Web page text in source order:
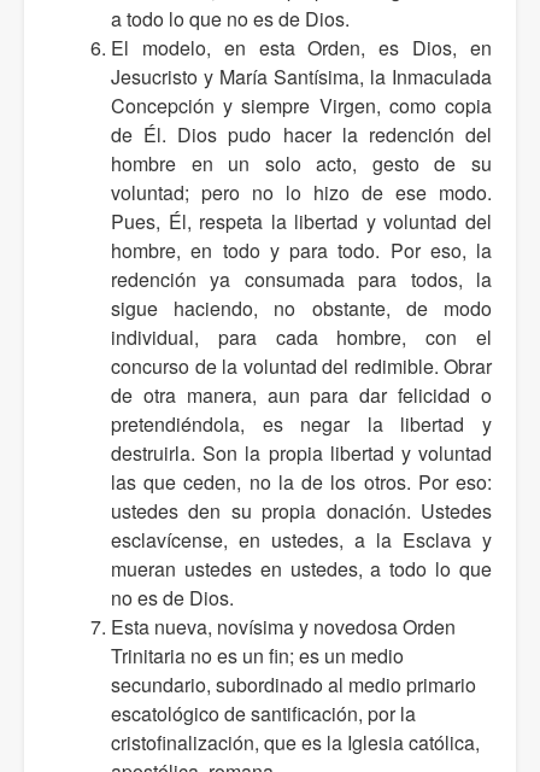
a todo lo que no es de Dios.
El modelo, en esta Orden, es Dios, en
Jesucristo y María Santísima, la Inmaculada
Concepción y siempre Virgen, como copia
de Él. Dios pudo hacer la redención del
hombre en un solo acto, gesto de su
voluntad; pero no lo hizo de ese modo.
Pues, Él, respeta la libertad y voluntad del
hombre, en todo y para todo. Por eso, la
redención ya consumada para todos, la
sigue haciendo, no obstante, de modo
individual, para cada hombre, con el
concurso de la voluntad del redimible. Obrar
de otra manera, aun para dar felicidad o
pretendiéndola, es negar la libertad y
destruirla. Son la propia libertad y voluntad
las que ceden, no la de los otros. Por eso:
ustedes den su propia donación. Ustedes
esclavícense, en ustedes, a la Esclava y
mueran ustedes en ustedes, a todo lo que
no es de Dios.
Esta nueva, novísima y novedosa Orden
Trinitaria no es un fin; es un medio
secundario, subordinado al medio primario
escatológico de santificación, por la
cristofinalización, que es la Iglesia católica,